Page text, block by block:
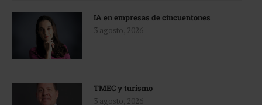
IA en empresas de cincuentones
3 agosto, 2026
TMEC y turismo
3 agosto, 2026